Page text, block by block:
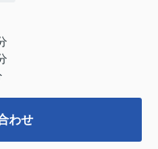
わせ